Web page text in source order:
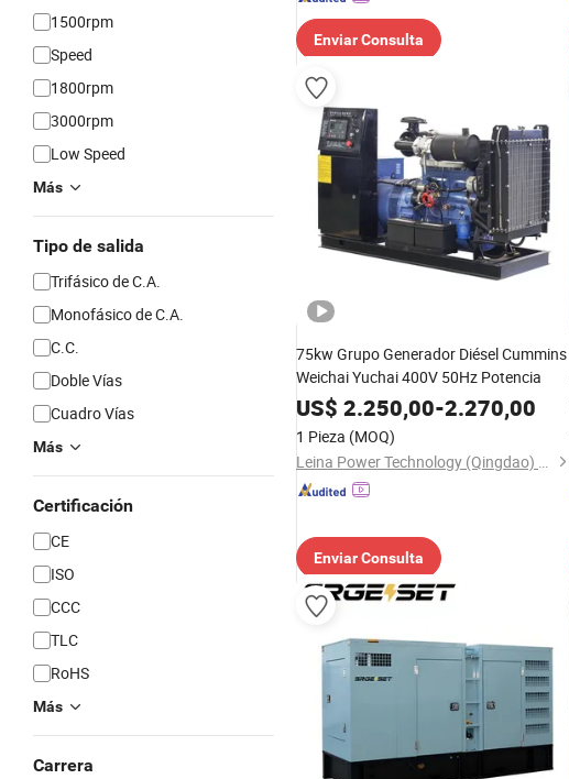
1500rpm
Speed
1800rpm
3000rpm
Low Speed
Más
Tipo de salida
Trifásico de C.A.
Monofásico de C.A.
C.C.
Doble Vías
Cuadro Vías
Más
Certificación
CE
ISO
CCC
TLC
RoHS
Más
Carrera
Enviar Consulta
75kw Grupo Generador Diésel Cummins
Weichai Yuchai 400V 50Hz Potencia
US$ 2.250,00-2.270,00
1 Pieza (MOQ)
Leina Power Technology (Qingdao) Co., Ltd
Enviar Consulta